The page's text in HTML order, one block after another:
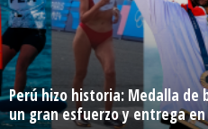
Perú hizo historia: Medalla de
un gran esfuerzo y entrega en